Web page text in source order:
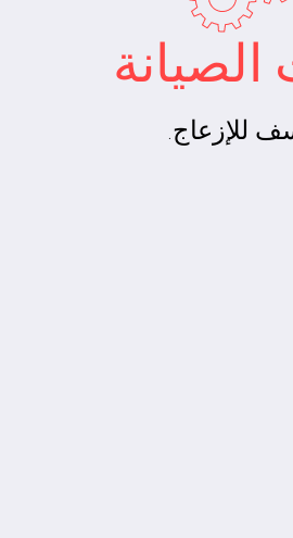
للإزعاج.